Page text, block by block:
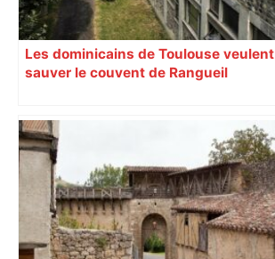
Les dominicains de Toulouse veulent
sauver le couvent de Rangueil